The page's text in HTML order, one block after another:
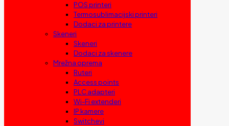
POS printeri
Termosublimacijski printeri
Dodaci za printere
Skeneri
Skeneri
Dodaci za skenere
Mrežna oprema
Ruteri
Access points
PLC adapteri
Wi-Fi extenderi
IP kamere
Switchevi